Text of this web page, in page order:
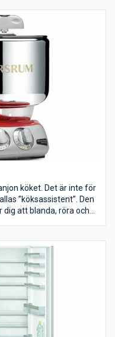
köket. Det är inte för
”köksassistent”. Den
dig att blanda, röra och
mixa nötter, mala kött
Baspaketen till
degkrok och visp.
tillbehör att köpa till. Ta
din maskin till. Här
en köksmaskin blir
Hitta din köksmaskin